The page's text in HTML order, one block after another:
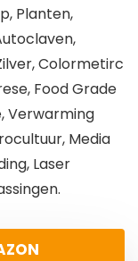
Planten,
Colormetirc
Food Grade
Verwarming
Media
Laser